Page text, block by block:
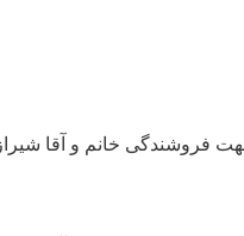
و آقا شیراز آدرس: معالی